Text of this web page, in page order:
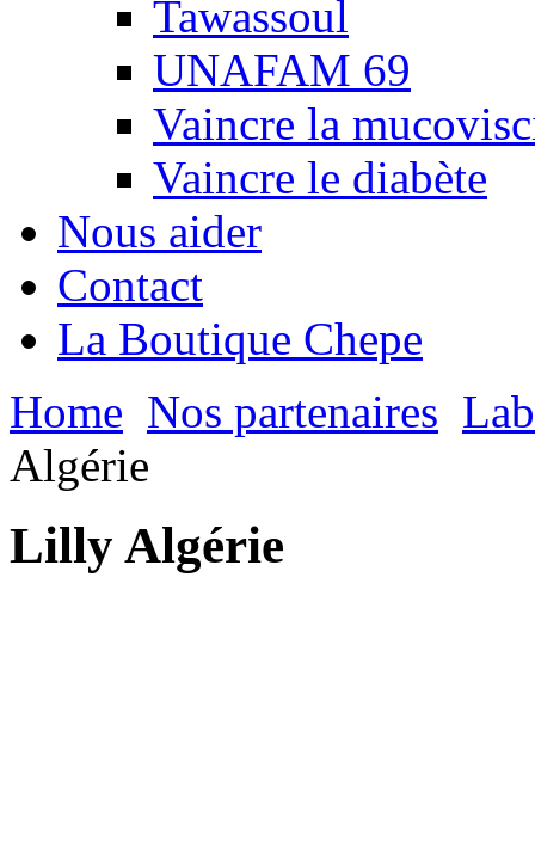
Tawassoul
UNAFAM 69
Vaincre la
Vaincre le diabète
Nous aider
Contact
La Boutique Chepe
Home Nos partenaires
Algérie
Lilly Algérie